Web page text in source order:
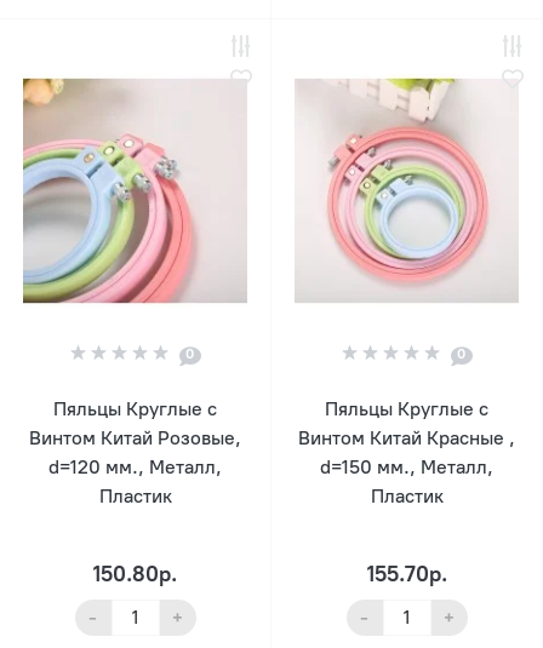
0
Пяльцы Круглые с
Винтом Китай Розовые,
d=120 мм., Металл,
Пластик
150.80р.
- +
0
Пяльцы Круглые с
Винтом Китай Красные ,
d=150 мм., Металл,
Пластик
155.70р.
- +